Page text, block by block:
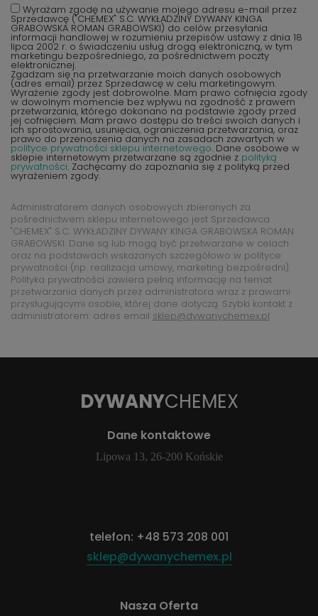
Wyrażam zgodę na używanie mojego adresu e-mail przez
Sprzedawcę ("CHEMEX" S.C. WYKŁADZINY DYWANY KINGA
GRABOWSKA ROMAN GRABOWSKI) do celów przesyłania
informacji handlowej w rozumieniu przepisów ustawy z dnia 18
lipca 2002 r. o świadczeniu usług drogą elektroniczną, w tym
marketingu bezpośredniego, za pośrednictwem poczty
elektronicznej.
Zgadzam się na przetwarzanie moich danych osobowych
(adres email) przez Sprzedawcę w celu marketingowym.
Wyrażenie zgody jest dobrowolne. Mam prawo cofnięcia zgody
w dowolnym momencie bez wpływu na zgodność z prawem
przetwarzania, którego dokonano na podstawie zgody przed
jej cofnięciem. Mam prawo dostępu do treści swoich danych i
ich sprostowania, usunięcia, ograniczenia przetwarzania, oraz
prawo do przenoszenia danych na zasadach zawartych w
polityce prywatności sklepu internetowego. Dane osobowe w
sklepie internetowym przetwarzane są zgodnie z polityką
prywatności. Zachęcamy do zapoznania się z polityką przed
wyrażeniem zgody.
Administratorem danych osobowych zbieranych za
pośrednictwem sklepu internetowego jest Sprzedawca
"CHEMEX" S.C. WYKŁADZINY DYWANY KINGA GRABOWSKA ROMAN
GRABOWSKI. Dane są lub mogą być przetwarzane w celach
oraz na podstawach wskazanych szczegółowo w polityce
prywatności (np. realizacja umowy, marketing bezpośredni).
Polityka prywatności zawiera pełną informację na temat
przetwarzania danych przez administratora wraz z prawami
przysługującymi osobie, której dane dotyczą. Szybki kontakt z
administratorem: adres email sklep@dywanychemex.pl
DYWANYCHEMEX
Dane kontaktowe
Lipowa 13, 26-200 Końskie
telefon: +48 573 208 001
sklep@dywanychemex.pl
Nasza Oferta